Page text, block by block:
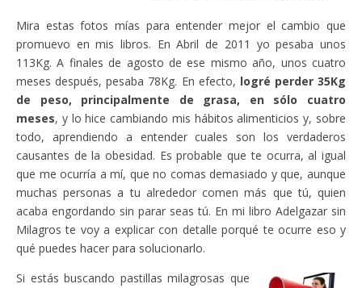
Mira estas fotos mías para entender mejor el cambio que
promuevo en mis libros. En Abril de 2011 yo pesaba unos
113Kg. A finales de agosto de ese mismo año, unos cuatro
meses después, pesaba 78Kg. En efecto, logré perder 35Kg
de peso, principalmente de grasa, en sólo cuatro
meses, y lo hice cambiando mis hábitos alimenticios y, sobre
todo, aprendiendo a entender cuales son los verdaderos
causantes de la obesidad. Es probable que te ocurra, al igual
que me ocurría a mí, que no comas demasiado y que, aunque
muchas personas a tu alrededor comen más que tú, quien
acaba engordando sin parar seas tú. En mi libro Adelgazar sin
Milagros te voy a explicar con detalle porqué te ocurre eso y
qué puedes hacer para solucionarlo.
Si estás buscando pastillas milagrosas que